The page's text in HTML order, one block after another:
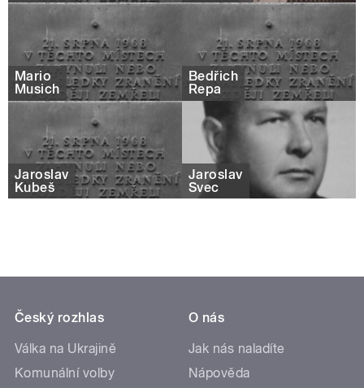
Mario
Musich
Bedřich
Řepa
Jaroslav
Kubeš
Jaroslav
Švec
Český rozhlas
Válka na Ukrajině
Komunální volby
O nás
Jak nás naladíte
Nápověda